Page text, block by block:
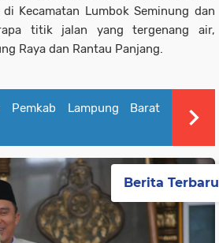
Kecamatan Lumbok Seminung dan
titik jalan yang tergenang air,
Raya dan Rantau Panjang.
Pemkab Lampung Barat
Berita Terbaru